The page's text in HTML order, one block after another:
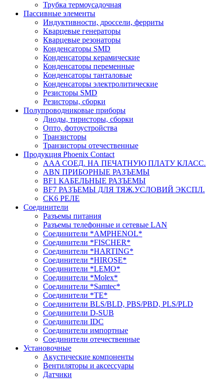
Трубка термоусадочная
Пассивные элементы
Индуктивности, дроссели, ферриты
Кварцевые генераторы
Кварцевые резонаторы
Конденсаторы SMD
Конденсаторы керамические
Конденсаторы переменные
Конденсаторы танталовые
Конденсаторы электролитические
Резисторы SMD
Резисторы, сборки
Полупроводниковые приборы
Диоды, тиристоры, сборки
Опто, фотоустройства
Транзисторы
Транзисторы отечественные
Продукция Phoenix Contact
AAA СОЕД. НА ПЕЧАТНУЮ ПЛАТУ КЛАСС.
ABN ПРИБОРНЫЕ РАЗЪЕМЫ
BF1 КАБЕЛЬНЫЕ РАЗЪЕМЫ
BF7 РАЗЪЕМЫ ДЛЯ ТЯЖ.УСЛОВИЙ ЭКСПЛ.
CK6 РЕЛЕ
Соединители
Разъемы питания
Разъемы телефонные и сетевые LAN
Соединители *AMPHENOL*
Соединители *FISCHER*
Соединители *HARTING*
Соединители *HIROSE*
Соединители *LEMO*
Соединители *Molex*
Соединители *Samtec*
Соединители *TE*
Соединители BLS/BLD, PBS/PBD, PLS/PLD
Соединители D-SUB
Соединители IDC
Соединители импортные
Соединители отечественные
Установочные
Акустические компоненты
Вентиляторы и аксессуары
Датчики